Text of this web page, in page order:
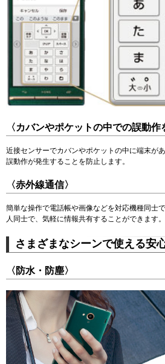
〈カバンやポケットの中での誤動作
近接センサーでカバンやポケットの中に端末が
誤動作が発生することを防止します。
〈赤外線通信〉
簡単な操作で電話帳や画像などを対応機種同士
人同士で、気軽に情報共有することができます。
さまざまなシーンで使える安
〈防水・防塵〉